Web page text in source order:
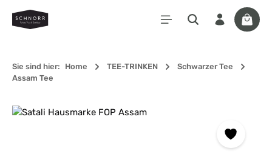
Zum Hauptinhalt springen
Sie sind hier: Home TEE-TRINKEN
Schwarzer Tee
Assam Tee
Bildergalerie überspringen